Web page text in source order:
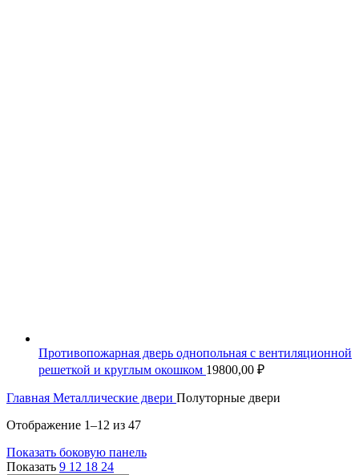
Противопожарная дверь однопольная с вентиляционной
решеткой и круглым окошком 19800,00 ₽
Главная Металлические двери Полуторные двери
Отображение 1–12 из 47
Показать боковую панель
Показать 9 12 18 24